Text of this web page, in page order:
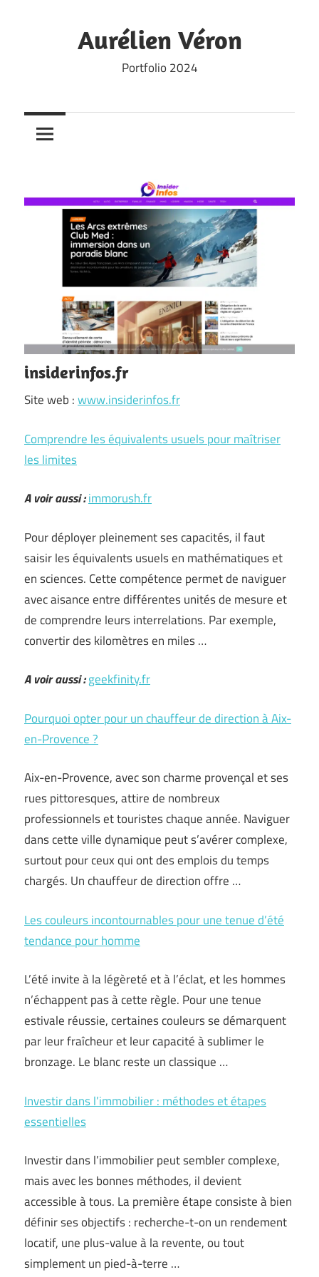
Aurélien Véron
Portfolio 2024
insiderinfos.fr
Site web :www.insiderinfos.fr
Comprendre les équivalents usuels pour maîtriser
les limites
A voir aussi :immorush.fr
Pour déployer pleinement ses capacités, il faut
saisir les équivalents usuels en mathématiques et
en sciences. Cette compétence permet de naviguer
avec aisance entre différentes unités de mesure et
de comprendre leurs interrelations. Par exemple,
convertir des kilomètres en miles …
A voir aussi :geekfinity.fr
Pourquoi opter pour un chauffeur de direction à Aix-
en-Provence ?
Aix-en-Provence, avec son charme provençal et ses
rues pittoresques, attire de nombreux
professionnels et touristes chaque année. Naviguer
dans cette ville dynamique peut s’avérer complexe,
surtout pour ceux qui ont des emplois du temps
chargés. Un chauffeur de direction offre …
Les couleurs incontournables pour une tenue d’été
tendance pour homme
L’été invite à la légèreté et à l’éclat, et les hommes
n’échappent pas à cette règle. Pour une tenue
estivale réussie, certaines couleurs se démarquent
par leur fraîcheur et leur capacité à sublimer le
bronzage. Le blanc reste un classique …
Investir dans l’immobilier : méthodes et étapes
essentielles
Investir dans l’immobilier peut sembler complexe,
mais avec les bonnes méthodes, il devient
accessible à tous. La première étape consiste à bien
définir ses objectifs : recherche-t-on un rendement
locatif, une plus-value à la revente, ou tout
simplement un pied-à-terre …